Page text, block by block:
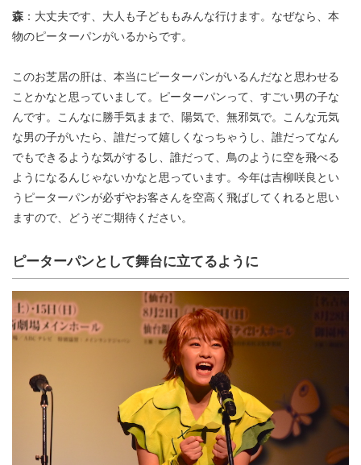
森 ：大丈夫です、大人も子どももみんな行けます。なぜなら、本
物のピーターパンがいるからです。
このお芝居の肝は、本当にピーターパンがいるんだなと思わせる
ことかなと思っていまして。ピーターパンって、すごい男の子な
んです。こんなに勝手気ままで、陽気で、無邪気で。こんな元気
な男の子がいたら、誰だって嬉しくなっちゃうし、誰だってなん
でもできるような気がするし、誰だって、鳥のように空を飛べる
ようになるんじゃないかなと思っています。今年は吉柳咲良とい
うピーターパンが必ずやお客さんを空高く飛ばしてくれると思い
ますので、どうぞご期待ください。
ピーターパンとして舞台に立てるように